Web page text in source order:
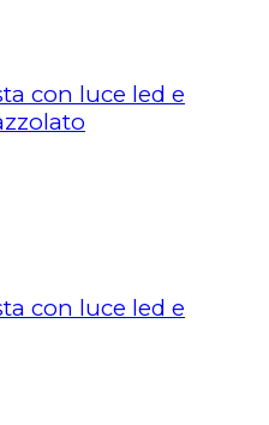
con luce led e
con luce led e